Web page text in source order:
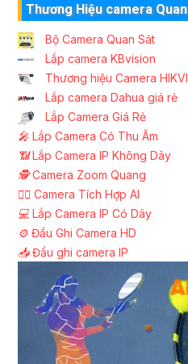
Thương Hiệu camera
Bộ Camera Quan Sát
Lắp camera KBvision
Thương hiệu Camera
Lắp camera Dahua giá rẻ
Lắp Camera Giá Rẻ
️🎤️ Lắp Camera Có Thu Âm
📶Lắp Camera IP Không Dây
🕵️Camera Zoom Quang
🧛‍♀️ Camera Tích Hợp AI
💻 Lắp Camera IP Có Dây
⚙️ Đầu Ghi Camera HD
📥Đầu ghi camera IP